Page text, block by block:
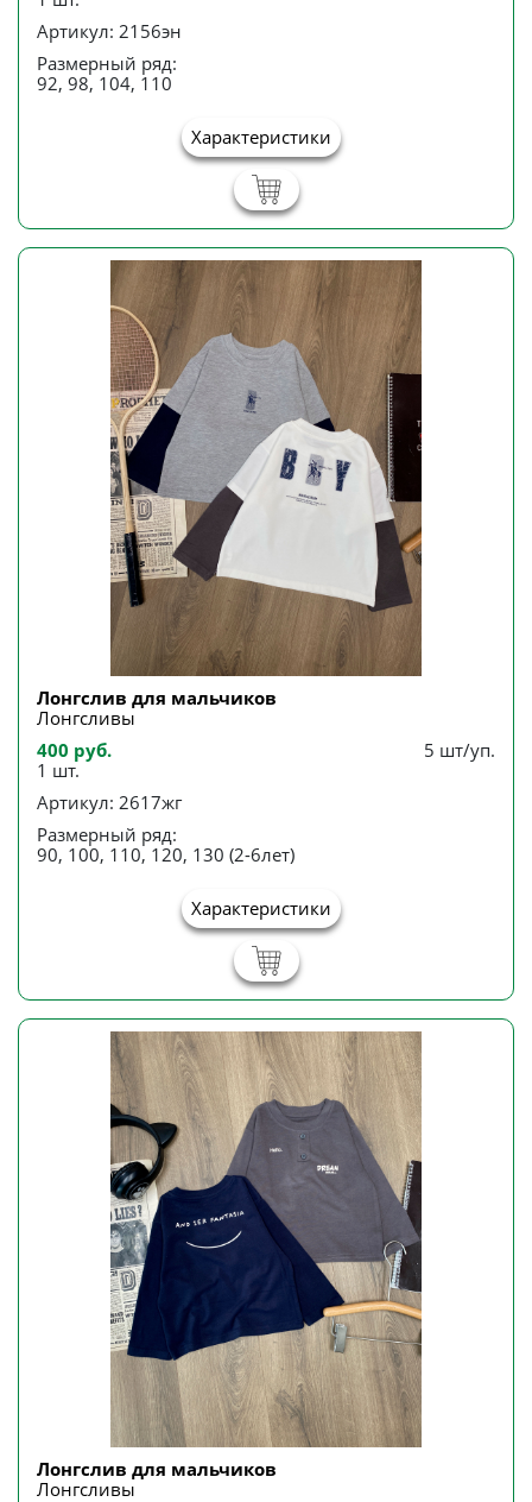
Артикул: 2156эн
Размерный ряд:
92, 98, 104, 110
Характеристики
Лонгслив для мальчиков
Лонгсливы
400 руб.
1 шт.
5 шт/уп.
Артикул: 2617жг
Размерный ряд:
90, 100, 110, 120, 130 (2-6лет)
Характеристики
Лонгслив для мальчиков
Лонгсливы